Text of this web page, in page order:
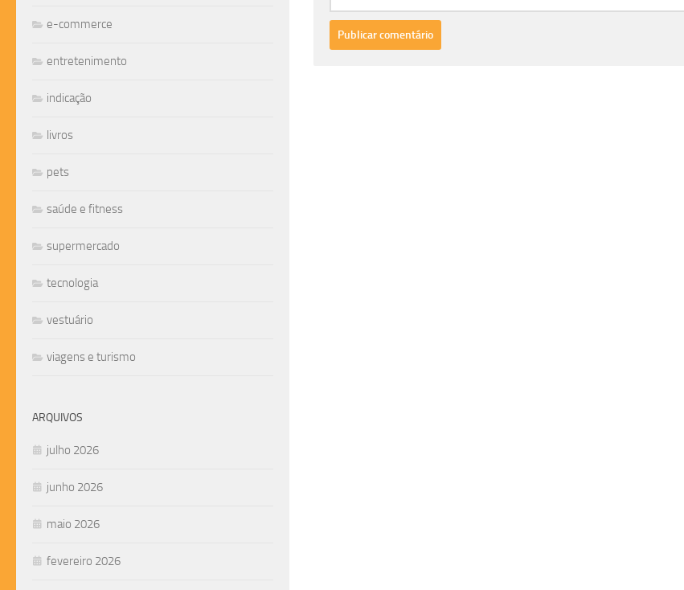
e-commerce
entretenimento
indicação
livros
pets
saúde e fitness
supermercado
tecnologia
vestuário
viagens e turismo
ARQUIVOS
julho 2026
junho 2026
maio 2026
fevereiro 2026